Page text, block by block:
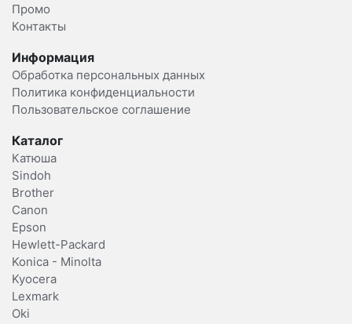
Промо
Контакты
Информация
Обработка персональных данных
Политика конфиденциальности
Пользовательское соглашение
Каталог
Катюша
Sindoh
Brother
Canon
Epson
Hewlett-Packard
Konica - Minolta
Kyocera
Lexmark
Oki